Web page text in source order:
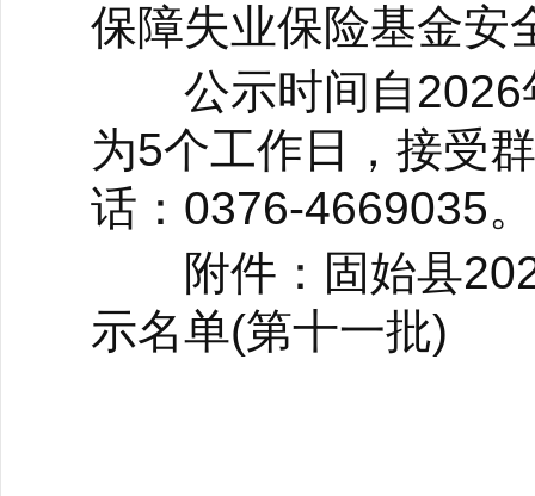
保障失业保险基金安
公示时间自2026
为5个工作日，接受
话：0376-4669035。
附件：固始县
示名单(第十一批)